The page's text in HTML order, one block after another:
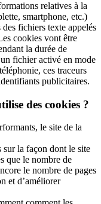
relatives à la
smartphone, etc.)
fichiers texte appelés
cookies vont être
la durée de
fichier activé en mode
ces traceurs
publicitaires.
des cookies ?
le site de la
la façon dont le site
que le nombre de
le nombre de pages
et d’améliorer